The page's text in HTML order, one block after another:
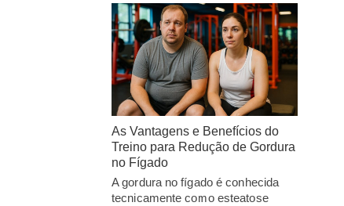
As Vantagens e Benefícios do
Treino para Redução de Gordura
no Fígado
A gordura no fígado é conhecida
tecnicamente como esteatose